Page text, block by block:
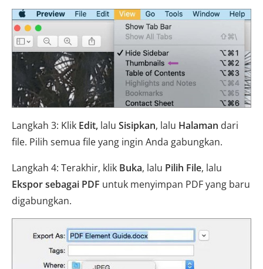
Langkah 3: Klik Edit, lalu Sisipkan, lalu Halaman dari
file. Pilih semua file yang ingin Anda gabungkan.
Langkah 4: Terakhir, klik Buka, lalu Pilih File, lalu
Ekspor sebagai PDF untuk menyimpan PDF yang baru
digabungkan.